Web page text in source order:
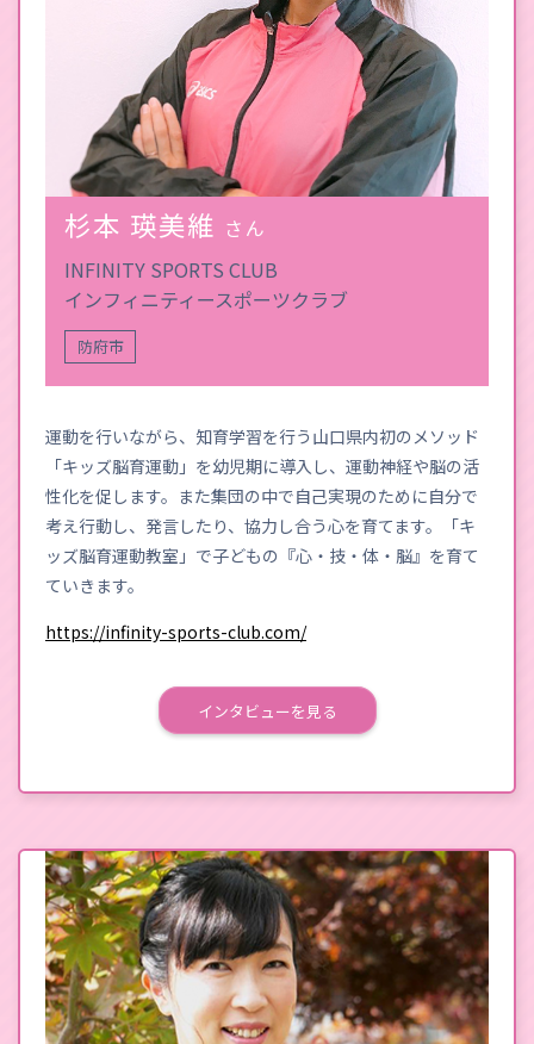
杉本 瑛美維 さん
INFINITY SPORTS CLUB
インフィニティースポーツクラブ
防府市
運動を行いながら、知育学習を行う山口県内初のメソッド
「キッズ脳育運動」を幼児期に導入し、運動神経や脳の活
性化を促します。また集団の中で自己実現のために自分で
考え行動し、発言したり、協力し合う心を育てます。「キ
ッズ脳育運動教室」で子どもの『心・技・体・脳』を育て
ていきます。
https://infinity-sports-club.com/
インタビューを見る